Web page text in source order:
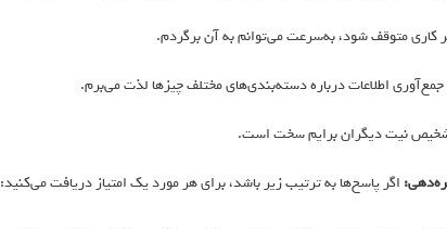
کاری متوقف شود، به‌سرعت می‌توانم به آن برگردم.
جمع‌آوری اطلاعات درباره دسته‌بندی‌های مختلف چیزها لذت می‌برم.
نیت دیگران برایم سخت است.
اگر پاسخ‌ها به ترتیب زیر باشد، برای هر مورد یک امتیاز دریافت می‌کنید: